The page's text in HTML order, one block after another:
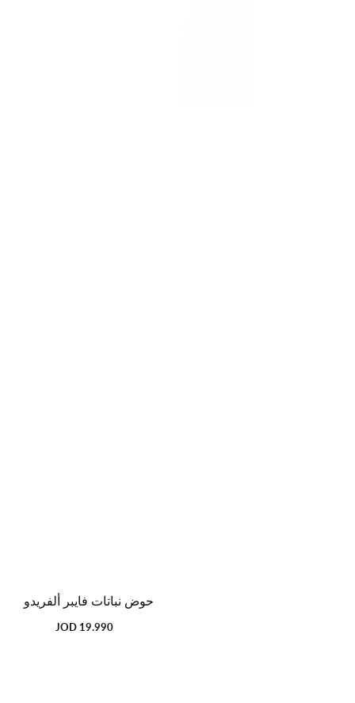
حوض نباتات فايبر ألفريدو
السعر19.990 JOD